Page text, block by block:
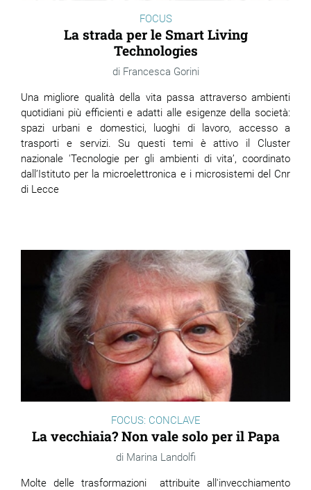
FOCUS
La strada per le Smart Living
Technologies
Francesca Gorini
Una migliore qualità della vita passa attraverso ambienti
quotidiani più efficienti e adatti alle esigenze della società:
spazi urbani e domestici, luoghi di lavoro, accesso a
trasporti e servizi. Su questi temi è attivo il Cluster
nazionale 'Tecnologie per gli ambienti di vita’, coordinato
dall’Istituto per la microelettronica e i microsistemi del Cnr
di Lecce
FOCUS: CONCLAVE
La vecchiaia? Non vale solo per il Papa
Marina Landolfi
Molte delle trasformazioni attribuite all'invecchiamento